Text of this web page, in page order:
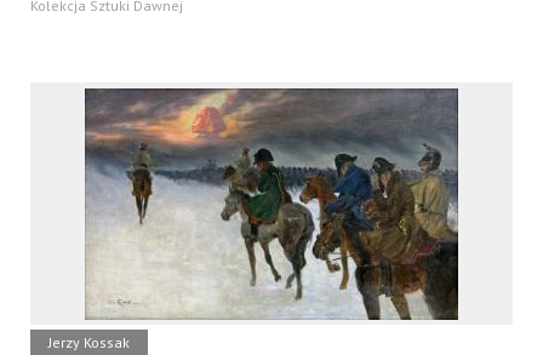
Kolekcja Sztuki Dawnej
Jerzy Kossak